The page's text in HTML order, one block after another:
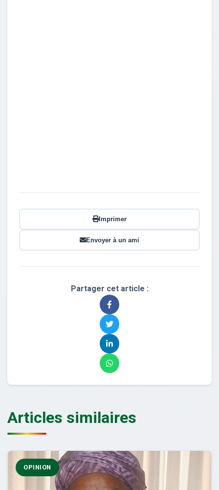
Imprimer
Envoyer à un ami
Partager cet article :
Articles similaires
OPINION